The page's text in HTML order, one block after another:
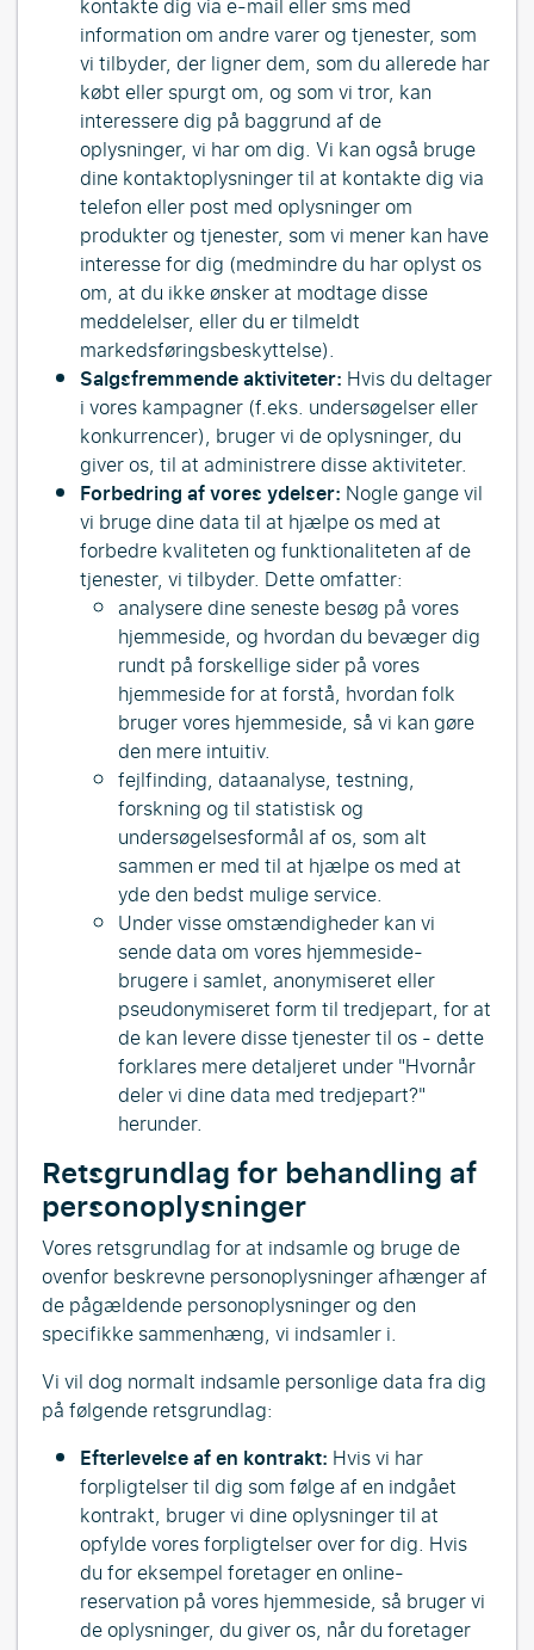
information om andre varer og tjenester, som
vi tilbyder, der ligner dem, som du allerede har
købt eller spurgt om, og som vi tror, kan
interessere dig på baggrund af de
oplysninger, vi har om dig. Vi kan også bruge
dine kontaktoplysninger til at kontakte dig via
telefon eller post med oplysninger om
produkter og tjenester, som vi mener kan have
interesse for dig (medmindre du har oplyst os
om, at du ikke ønsker at modtage disse
meddelelser, eller du er tilmeldt
markedsføringsbeskyttelse).
Salgsfremmende aktiviteter: Hvis du deltager
i vores kampagner (f.eks. undersøgelser eller
konkurrencer), bruger vi de oplysninger, du
giver os, til at administrere disse aktiviteter.
Forbedring af vores ydelser: Nogle gange vil
vi bruge dine data til at hjælpe os med at
forbedre kvaliteten og funktionaliteten af de
tjenester, vi tilbyder. Dette omfatter:
analysere dine seneste besøg på vores
hjemmeside, og hvordan du bevæger dig
rundt på forskellige sider på vores
hjemmeside for at forstå, hvordan folk
bruger vores hjemmeside, så vi kan gøre
den mere intuitiv.
fejlfinding, dataanalyse, testning,
forskning og til statistisk og
undersøgelsesformål af os, som alt
sammen er med til at hjælpe os med at
yde den bedst mulige service.
Under visse omstændigheder kan vi
sende data om vores hjemmeside-
brugere i samlet, anonymiseret eller
pseudonymiseret form til tredjepart, for at
de kan levere disse tjenester til os - dette
forklares mere detaljeret under "Hvornår
deler vi dine data med tredjepart?"
herunder.
Retsgrundlag for behandling af
personoplysninger
Vores retsgrundlag for at indsamle og bruge de
ovenfor beskrevne personoplysninger afhænger af
de pågældende personoplysninger og den
specifikke sammenhæng, vi indsamler i.
Vi vil dog normalt indsamle personlige data fra dig
på følgende retsgrundlag:
Efterlevelse af en kontrakt: Hvis vi har
forpligtelser til dig som følge af en indgået
kontrakt, bruger vi dine oplysninger til at
opfylde vores forpligtelser over for dig. Hvis
du for eksempel foretager en online-
reservation på vores hjemmeside, så bruger vi
de oplysninger, du giver os, når du foretager